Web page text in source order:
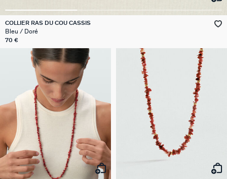
VICTOIRE
GÉNÉRATION AGATHA
SUR LA PEAU
COLLIER RAS DU COU CASSIS
Bleu / Doré
70 €